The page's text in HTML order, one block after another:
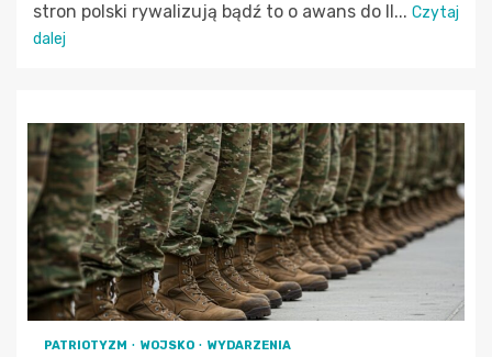
stron polski rywalizują bądź to o awans do II... Czytaj
dalej
PATRIOTYZM WOJSKO WYDARZENIA